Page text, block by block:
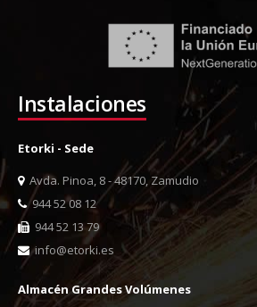
Instalaciones
Etorki - Sede
Avda. Pinoa, 8 - 48170, Zamudio
944 52 08 12
944 52 13 79
info@etorki.es
Almacén Grandes Volúmenes